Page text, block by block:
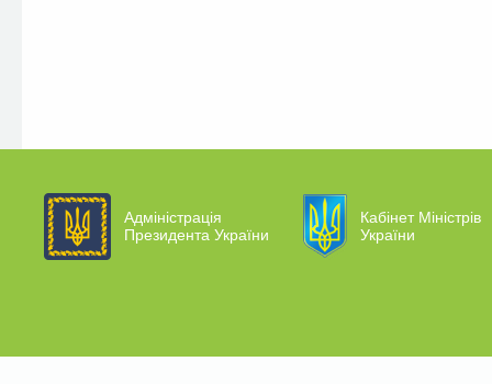
Адміністрація
Президента України
Кабінет Міністрів
України